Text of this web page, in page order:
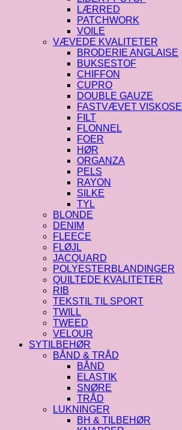
LÆRRED
PATCHWORK
VOILE
VÆVEDE KVALITETER
BRODERIE ANGLAISE
BUKSESTOF
CHIFFON
CUPRO
DOUBLE GAUZE
FASTVÆVET VISKOSE
FILT
FLONNEL
FOER
HØR
ORGANZA
PELS
RAYON
SILKE
TYL
BLONDE
DENIM
FLEECE
FLØJL
JACQUARD
POLYESTERBLANDINGER
QUILTEDE KVALITETER
RIB
TEKSTIL TIL SPORT
TWILL
TWEED
VELOUR
SYTILBEHØR
BÅND & TRÅD
BÅND
ELASTIK
SNØRE
TRÅD
LUKNINGER
BH & TILBEHØR